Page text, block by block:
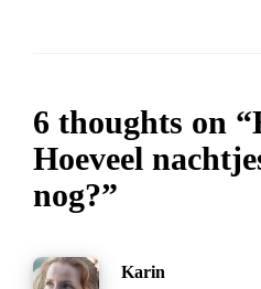
6 thoughts on “
Hoeveel
nog?”
Karin